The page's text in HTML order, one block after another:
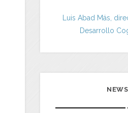
Luis Abad Más,
Desarrollo